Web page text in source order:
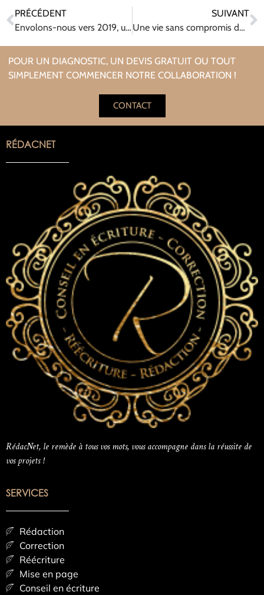
PRÉCÉDENT
Envolons-nous vers 2019, une année créative, inspirée et inspirante !
SUIVANT
Une vie sans compromis de Patrick Neslias
POUR UN DIAGNOSTIC, UN DEVIS GRATUIT OU TOUT
SIMPLEMENT COMMENCER NOTRE COLLABORATION !
CONTACT
RÉDACNET
RédacNet, le remède à tous vos mots, vous accompagne dans la réussite de
vos projets !
SERVICES
Rédaction
Correction
Réécriture
Mise en page
Conseil en écriture